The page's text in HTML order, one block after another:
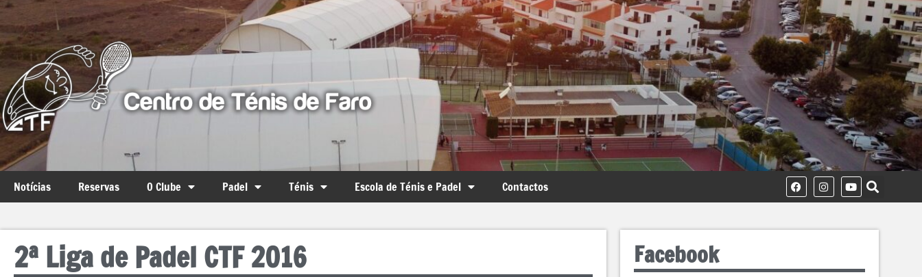
Notícias Reservas O Clube Padel Ténis Escola de Ténis e Padel Contactos
2ª Liga de Padel CTF 2016 Facebook